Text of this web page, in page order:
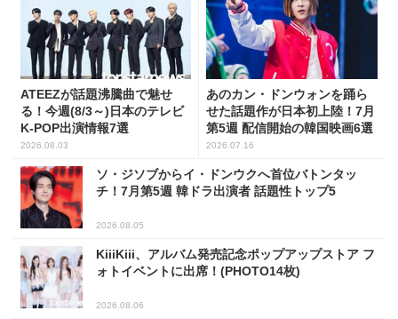
ATEEZが話題沸騰曲で魅せ
る！今週(8/3～)日本のテレビ
K-POP出演情報7選
2026.08.03
あのカン・ドンウォンを踊ら
せた話題作が日本初上陸！7月
第5週 配信開始の韓国映画6選
2026.07.16
ソ・ジソブからイ・ドンウクへ首位バトンタッ
チ！7月第5週 韓ドラ出演者 話題性トップ5
2026.08.05
KiiiKiii、アルバム発売記念ポップアップストア フ
ォトイベントに出席！(PHOTO14枚)
2026.08.06